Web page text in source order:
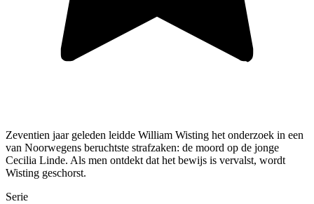
Zeventien jaar geleden leidde William Wisting het onderzoek in een
van Noorwegens beruchtste strafzaken: de moord op de jonge
Cecilia Linde. Als men ontdekt dat het bewijs is vervalst, wordt
Wisting geschorst.
Serie